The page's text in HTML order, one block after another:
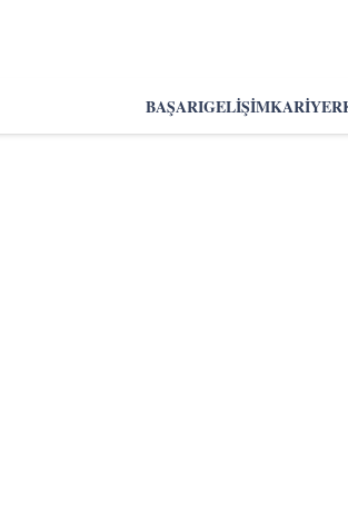
BAŞARIGELIŞIMKARIYER